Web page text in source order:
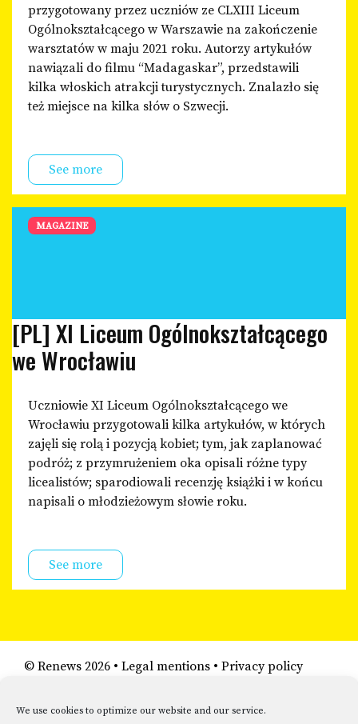
We use cookies to optimize our website and our service.
przygotowany przez uczniów ze CLXIII Liceum
Ogólnokształcącego w Warszawie na zakończenie
warsztatów w maju 2021 roku. Autorzy artykułów
nawiązali do filmu “Madagaskar”, przedstawili
kilka włoskich atrakcji turystycznych. Znalazło się
też miejsce na kilka słów o Szwecji.
See more
MAGAZINE
[PL] XI Liceum Ogólnokształcącego
we Wrocławiu
Uczniowie XI Liceum Ogólnokształcącego we
Wrocławiu przygotowali kilka artykułów, w których
zajęli się rolą i pozycją kobiet; tym, jak zaplanować
podróż; z przymrużeniem oka opisali różne typy
licealistów; sparodiowali recenzję książki i w końcu
napisali o młodzieżowym słowie roku.
See more
© Renews 2026 • Legal mentions • Privacy policy